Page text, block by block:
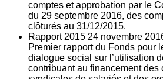
comptes et approbation par le
du 29 septembre 2016, des
clôturés au 31/12/2015.
Rapport 2015 24 novembre
Premier rapport du Fonds pour
dialogue social sur l’utilisation
contribuant au financement des